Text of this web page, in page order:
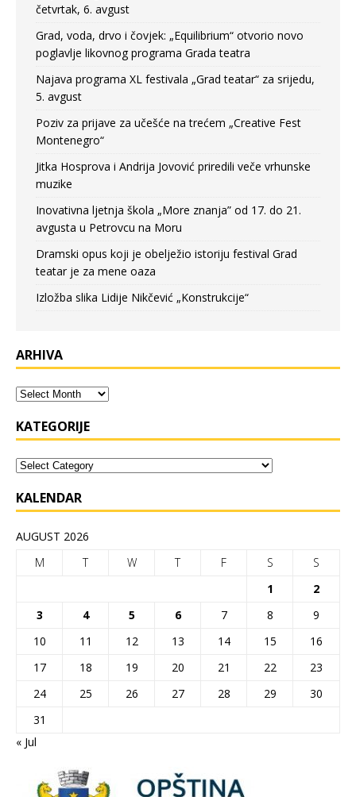
četvrtak, 6. avgust
Grad, voda, drvo i čovjek: „Equilibrium“ otvorio novo
poglavlje likovnog programa Grada teatra
Najava programa XL festivala „Grad teatar“ za srijedu,
5. avgust
Poziv za prijave za učešće na trećem „Creative Fest
Montenegro“
Jitka Hosprova i Andrija Jovović priredili veče vrhunske
muzike
Inovativna ljetnja škola „More znanja” od 17. do 21.
avgusta u Petrovcu na Moru
Dramski opus koji je obelježio istoriju festival Grad
teatar je za mene oaza
Izložba slika Lidije Nikčević „Konstrukcije“
ARHIVA
KATEGORIJE
KALENDAR
AUGUST 2026
M
T W T F S
S
1
2
3
4 5 6 7 8
9
10
11 12 13 14 15
16
17
18 19 20 21 22
23
24
25 26 27 28 29
30
31
« Jul